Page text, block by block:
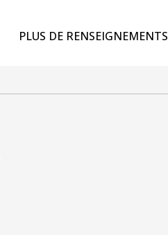
PLUS DE RENSEIGNEMENTS